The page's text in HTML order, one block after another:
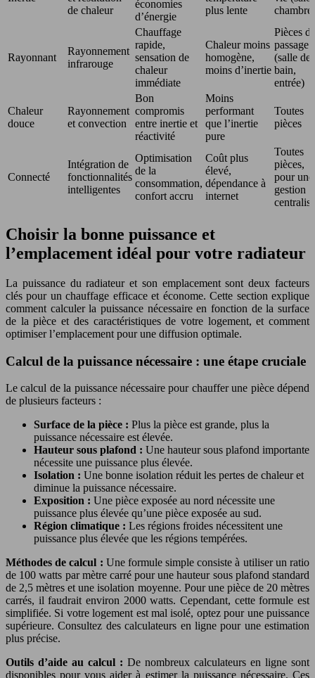
de chaleur
économies
d’énergie
plus lente
Rayonnant
Rayonnement
infrarouge
Chauffage
rapide,
sensation de
chaleur
immédiate
Chaleur moins
homogène,
moins d’inertie
Pièces de
passage
(salle de
bain,
entrée)
Chaleur
douce
Rayonnement
et convection
Bon
compromis
entre inertie et
réactivité
Moins
performant
que l’inertie
pure
Toutes
pièces
Connecté
Intégration de
fonctionnalités
intelligentes
Optimisation
de la
consommation,
confort accru
Coût plus
élevé,
dépendance à
internet
Toutes
pièces,
pour une
gestion
Choisir la bonne puissance et
l’emplacement idéal pour votre radiateur
La puissance du radiateur et son emplacement sont deux facteurs
clés pour un chauffage efficace et économe. Cette section explique
comment calculer la puissance nécessaire en fonction de la surface
de la pièce et des caractéristiques de votre logement, et comment
optimiser l’emplacement pour une diffusion optimale.
Calcul de la puissance nécessaire : une étape cruciale
Le calcul de la puissance nécessaire pour chauffer une pièce dépend
de plusieurs facteurs :
Surface de la pièce : Plus la pièce est grande, plus la
puissance nécessaire est élevée.
Hauteur sous plafond : Une hauteur sous plafond importante
nécessite une puissance plus élevée.
Isolation : Une bonne isolation réduit les pertes de chaleur et
diminue la puissance nécessaire.
Exposition : Une pièce exposée au nord nécessite une
puissance plus élevée qu’une pièce exposée au sud.
Région climatique : Les régions froides nécessitent une
puissance plus élevée que les régions tempérées.
Méthodes de calcul : Une formule simple consiste à utiliser un ratio
de 100 watts par mètre carré pour une hauteur sous plafond standard
de 2,5 mètres et une isolation moyenne. Pour une pièce de 20 mètres
carrés, il faudrait environ 2000 watts. Cependant, cette formule est
simplifiée. Si votre logement est mal isolé, optez pour une puissance
supérieure. Consultez des calculateurs en ligne pour une estimation
plus précise.
Outils d’aide au calcul : De nombreux calculateurs en ligne sont
disponibles pour vous aider à estimer la puissance nécessaire. Ces